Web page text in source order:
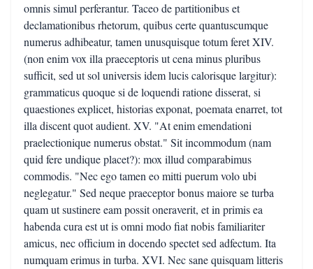
omnis simul perferantur. Taceo de partitionibus et
declamationibus rhetorum, quibus certe quantuscumque
numerus adhibeatur, tamen unusquisque totum feret XIV.
(non enim vox illa praeceptoris ut cena minus pluribus
sufficit, sed ut sol universis idem lucis calorisque largitur):
grammaticus quoque si de loquendi ratione disserat, si
quaestiones explicet, historias exponat, poemata enarret, tot
illa discent quot audient. XV. "At enim emendationi
praelectionique numerus obstat." Sit incommodum (nam
quid fere undique placet?): mox illud comparabimus
commodis. "Nec ego tamen eo mitti puerum volo ubi
neglegatur." Sed neque praeceptor bonus maiore se turba
quam ut sustinere eam possit oneraverit, et in primis ea
habenda cura est ut is omni modo fiat nobis familiariter
amicus, nec officium in docendo spectet sed adfectum. Ita
numquam erimus in turba. XVI. Nec sane quisquam litteris